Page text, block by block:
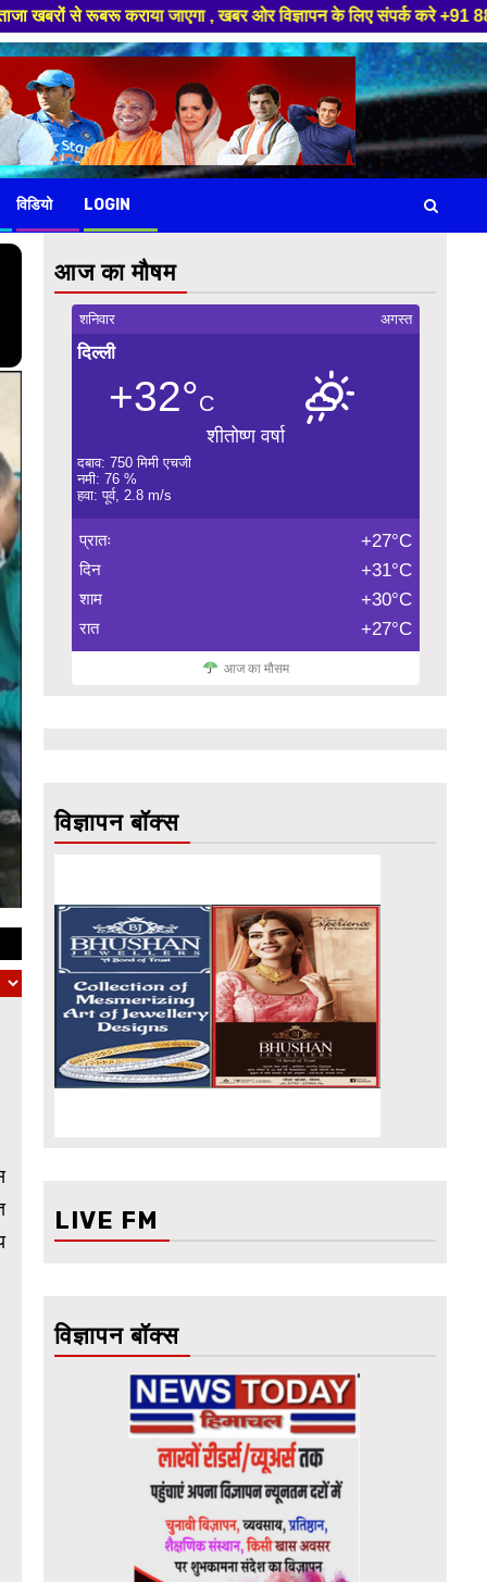
खबर ओर विज्ञापन के लिए संपर्क करे +91 88949 86499 ,हमारे यूट्यूब
विडियो LOGIN
आज का मौषम
शनिवार अगस्त
दिल्ली
+32°C
शीतोष्ण वर्षा
दबाव: 750 मिमी एचजी
नमी: 76 %
हवा: पूर्व, 2.8 m/s
प्रातः +27°C
दिन +31°C
शाम +30°C
रात +27°C
आज का मौसम
विज्ञापन बॉक्स
LIVE FM
विज्ञापन बॉक्स